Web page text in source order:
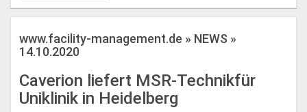
www.facility-management.de » NEWS »
14.10.2020
Caverion liefert MSR-Technikfür
Uniklinik in Heidelberg